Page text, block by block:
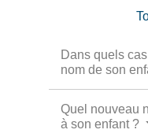
Dans quels
nom de son
Quel nouveau
à son enfant ?